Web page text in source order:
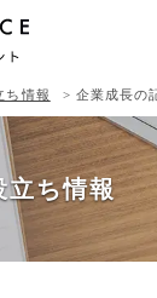
ち情報 企業成長の
立ち情報